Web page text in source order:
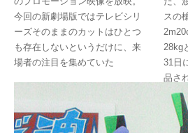
今回の新劇場版ではテレビシリ
ーズそのままのカットはひとつ
も存在しないというだけに、来
場者の注目を集めていた
スの
28kg
31日
品さ